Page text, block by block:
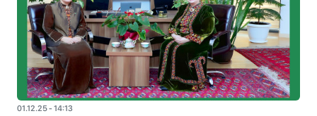
01.12.25 - 14:13